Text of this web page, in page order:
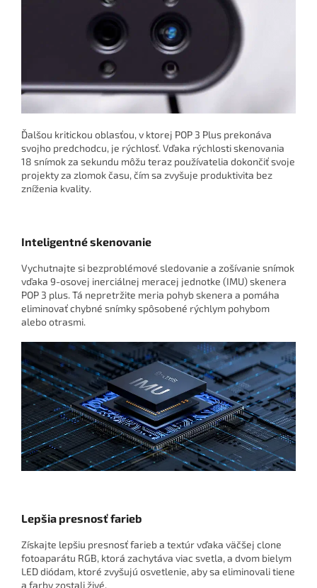
Ďalšou kritickou oblasťou, v ktorej POP 3 Plus prekonáva
svojho predchodcu, je rýchlosť. Vďaka rýchlosti skenovania
18 snímok za sekundu môžu teraz používatelia dokončiť svoje
projekty za zlomok času, čím sa zvyšuje produktivita bez
zníženia kvality.
Inteligentné skenovanie
Vychutnajte si bezproblémové sledovanie a zošívanie snímok
vďaka 9-osovej inerciálnej meracej jednotke (IMU) skenera
POP 3 plus. Tá nepretržite meria pohyb skenera a pomáha
eliminovať chybné snímky spôsobené rýchlym pohybom
alebo otrasmi.
Lepšia presnosť farieb
Získajte lepšiu presnosť farieb a textúr vďaka väčšej clone
fotoaparátu RGB, ktorá zachytáva viac svetla, a dvom bielym
LED diódam, ktoré zvyšujú osvetlenie, aby sa eliminovali tiene
a farby zostali živé.